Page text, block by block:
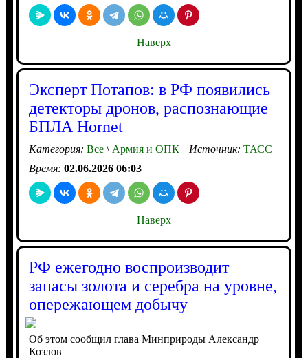
Наверх
Эксперт Потапов: в РФ появились
детекторы дронов, распознающие
БПЛА Hornet
Категория: Все\Армия и ОПК Источник: ТАСС
Время: 02.06.2026 06:03
Наверх
РФ ежегодно воспроизводит
запасы золота и серебра на уровне,
опережающем добычу
Об этом сообщил глава Минприроды Александр
Козлов